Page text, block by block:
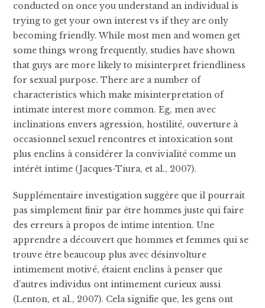
conducted on once you understand an individual is
trying to get your own interest vs if they are only
becoming friendly. While most men and women get
some things wrong frequently, studies have shown
that guys are more likely to misinterpret friendliness
for sexual purpose. There are a number of
characteristics which make misinterpretation of
intimate interest more common. Eg, men avec
inclinations envers agression, hostilité, ouverture à
occasionnel sexuel rencontres et intoxication sont
plus enclins à considérer la convivialité comme un
intérêt intime (Jacques-Tiura, et al., 2007).
Supplémentaire investigation suggère que il pourrait
pas simplement finir par être hommes juste qui faire
des erreurs à propos de intime intention. Une
apprendre a découvert que hommes et femmes qui se
trouve être beaucoup plus avec désinvolture
intimement motivé, étaient enclins à penser que
d’autres individus ont intimement curieux aussi
(Lenton, et al., 2007). Cela signifie que, les gens ont